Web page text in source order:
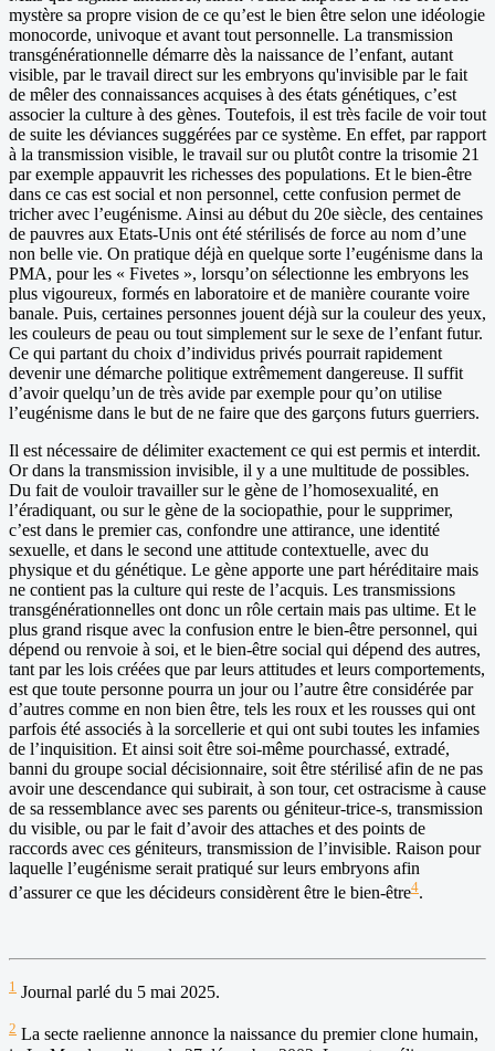
mystère sa propre vision de ce qu’est le bien être selon une idéologie
monocorde, univoque et avant tout personnelle. La transmission
transgénérationnelle démarre dès la naissance de l’enfant, autant
visible, par le travail direct sur les embryons qu'invisible par le fait
de mêler des connaissances acquises à des états génétiques, c’est
associer la culture à des gènes. Toutefois, il est très facile de voir tout
de suite les déviances suggérées par ce système. En effet, par rapport
à la transmission visible, le travail sur ou plutôt contre la trisomie 21
par exemple appauvrit les richesses des populations. Et le bien-être
dans ce cas est social et non personnel, cette confusion permet de
tricher avec l’eugénisme. Ainsi au début du 20e siècle, des centaines
de pauvres aux Etats-Unis ont été stérilisés de force au nom d’une
non belle vie. On pratique déjà en quelque sorte l’eugénisme dans la
PMA, pour les « Fivetes », lorsqu’on sélectionne les embryons les
plus vigoureux, formés en laboratoire et de manière courante voire
banale. Puis, certaines personnes jouent déjà sur la couleur des yeux,
les couleurs de peau ou tout simplement sur le sexe de l’enfant futur.
Ce qui partant du choix d’individus privés pourrait rapidement
devenir une démarche politique extrêmement dangereuse. Il suffit
d’avoir quelqu’un de très avide par exemple pour qu’on utilise
l’eugénisme dans le but de ne faire que des garçons futurs guerriers.
Il est nécessaire de délimiter exactement ce qui est permis et interdit.
Or dans la transmission invisible, il y a une multitude de possibles.
Du fait de vouloir travailler sur le gène de l’homosexualité, en
l’éradiquant, ou sur le gène de la sociopathie, pour le supprimer,
c’est dans le premier cas, confondre une attirance, une identité
sexuelle, et dans le second une attitude contextuelle, avec du
physique et du génétique. Le gène apporte une part héréditaire mais
ne contient pas la culture qui reste de l’acquis. Les transmissions
transgénérationnelles ont donc un rôle certain mais pas ultime. Et le
plus grand risque avec la confusion entre le bien-être personnel, qui
dépend ou renvoie à soi, et le bien-être social qui dépend des autres,
tant par les lois créées que par leurs attitudes et leurs comportements,
est que toute personne pourra un jour ou l’autre être considérée par
d’autres comme en non bien être, tels les roux et les rousses qui ont
parfois été associés à la sorcellerie et qui ont subi toutes les infamies
de l’inquisition. Et ainsi soit être soi-même pourchassé, extradé,
banni du groupe social décisionnaire, soit être stérilisé afin de ne pas
avoir une descendance qui subirait, à son tour, cet ostracisme à cause
de sa ressemblance avec ses parents ou géniteur-trice-s, transmission
du visible, ou par le fait d’avoir des attaches et des points de
raccords avec ces géniteurs, transmission de l’invisible. Raison pour
laquelle l’eugénisme serait pratiqué sur leurs embryons afin
d’assurer ce que les décideurs considèrent être le bien-être4.
1 Journal parlé du 5 mai 2025.
2 La secte raelienne annonce la naissance du premier clone humain,